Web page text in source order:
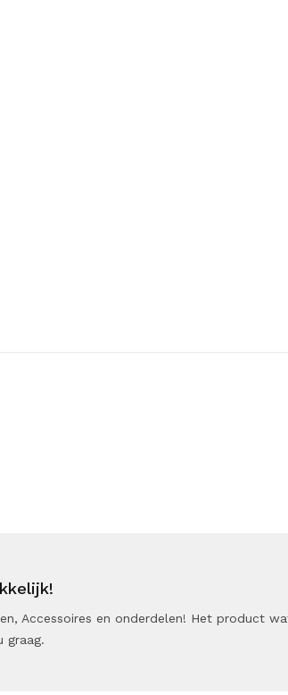
Accessoires en onderdelen! Het product
graag.